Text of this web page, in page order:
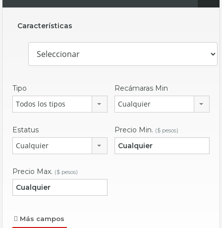
Características
Tipo
Todos los tipos
Recámaras Min
Cualquier
Estatus
Cualquier
Precio Min. ($ pesos)
Precio Max. ($ pesos)
Más campos